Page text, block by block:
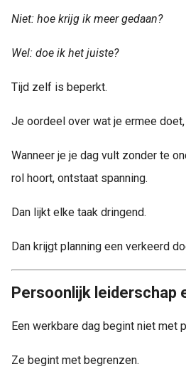
Niet: hoe krijg ik meer gedaan?
Wel: doe ik het juiste?
Tijd zelf is beperkt.
Je oordeel over wat je ermee
Wanneer je je dag vult zonder te
rol hoort, ontstaat spanning.
Dan lijkt elke taak dringend.
Dan krijgt planning een verkeerd
Persoonlijk leiderschap
Een werkbare dag begint niet met
Ze begint met begrenzen.